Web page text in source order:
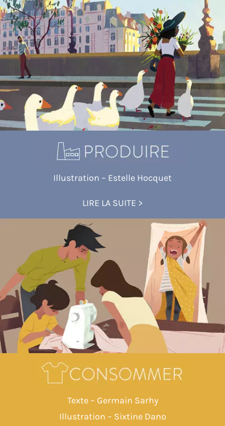
Illustration – Estelle Hocquet
LIRE LA SUITE >
Texte – Germain Sarhy
Illustration – Sixtine Dano